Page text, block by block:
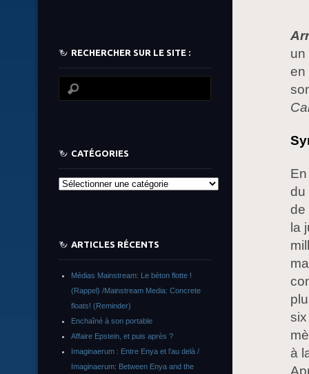
un
en
du
de
la
à
RECHERCHER SUR LE SITE :
CATÉGORIES
Catégories
ARTICLES RÉCENTS
Médias Mainstream: Le béton flotte !
(Rappel) /Mainstream Media: Concrete
floats! (Reminder)
Enchaîné à son portable
Affaire Epstein, et puis après ?
Imaginaerum : Entre Enya et l’au delà /
Imaginaerum: Between Enya and the